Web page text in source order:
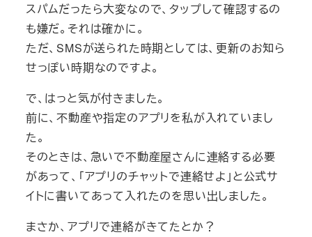
スパムだったら大変なので、タップして確認するの
も嫌だ。それは確かに。
ただ、SMSが送られた時期としては、更新のお知ら
せっぽい時期なのですよ。
で、はっと気が付きました。
前に、不動産や指定のアプリを私が入れていまし
た。
そのときは、急いで不動産屋さんに連絡する必要
があって、「アプリのチャットで連絡せよ」と公式サ
イトに書いてあって入れたのを思い出しました。
まさか、アプリで連絡がきてたとか？